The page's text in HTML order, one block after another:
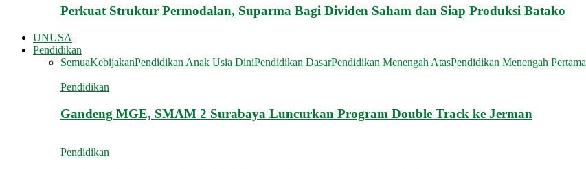
Perkuat Struktur Permodalan, Suparma Bagi Dividen Saham dan Siap Produksi Batako
UNUSA
Pendidikan
SemuaKebijakanPendidikan Anak Usia DiniPendidikan DasarPendidikan Menengah AtasPendidikan Menengah Pertama
Pendidikan
Gandeng MGE, SMAM 2 Surabaya Luncurkan Program Double Track ke Jerman
Pendidikan